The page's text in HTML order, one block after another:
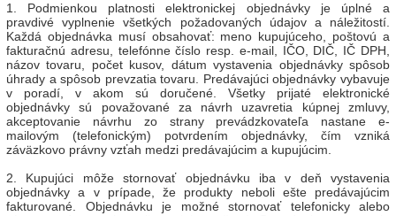
1. Podmienkou platnosti elektronickej objednávky je úplné a
pravdivé vyplnenie všetkých požadovaných údajov a náležitostí.
Každá objednávka musí obsahovať: meno kupujúceho, poštovú a
fakturačnú adresu, telefónne číslo resp. e-mail, IČO, DIČ, IČ DPH,
názov tovaru, počet kusov, dátum vystavenia objednávky spôsob
úhrady a spôsob prevzatia tovaru. Predávajúci objednávky vybavuje
v poradí, v akom sú doručené. Všetky prijaté elektronické
objednávky sú považované za návrh uzavretia kúpnej zmluvy,
akceptovanie návrhu zo strany prevádzkovateľa nastane e-
mailovým (telefonickým) potvrdením objednávky, čím vzniká
záväzkovo právny vzťah medzi predávajúcim a kupujúcim.
2. Kupujúci môže stornovať objednávku iba v deň vystavenia
objednávky a v prípade, že produkty neboli ešte predávajúcim
fakturované. Objednávku je možné stornovať telefonicky alebo